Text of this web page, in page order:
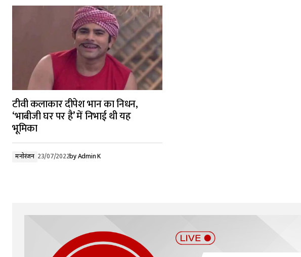
टीवी कलाकार दीपेश भान का निधन,
‘भाबीजी घर पर है’ में निभाई थी यह
भूमिका
मनोरंजन 23/07/2022byAdmin K